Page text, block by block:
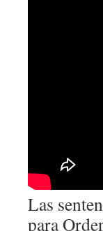
Las
para